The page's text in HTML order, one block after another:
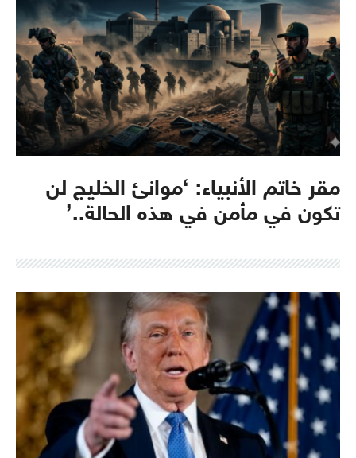
مقر خاتم الأنبياء: ‘موانئ الخليج لن
تكون في مأمن في هذه الحالة..’